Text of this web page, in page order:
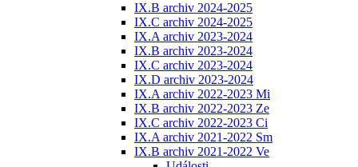
IX.B archiv 2024-2025
IX.C archiv 2024-2025
IX.A archiv 2023-2024
IX.B archiv 2023-2024
IX.C archiv 2023-2024
IX.D archiv 2023-2024
IX.A archiv 2022-2023 Mi
IX.B archiv 2022-2023 Ze
IX.C archiv 2022-2023 Ci
IX.A archiv 2021-2022 Sm
IX.B archiv 2021-2022 Ve